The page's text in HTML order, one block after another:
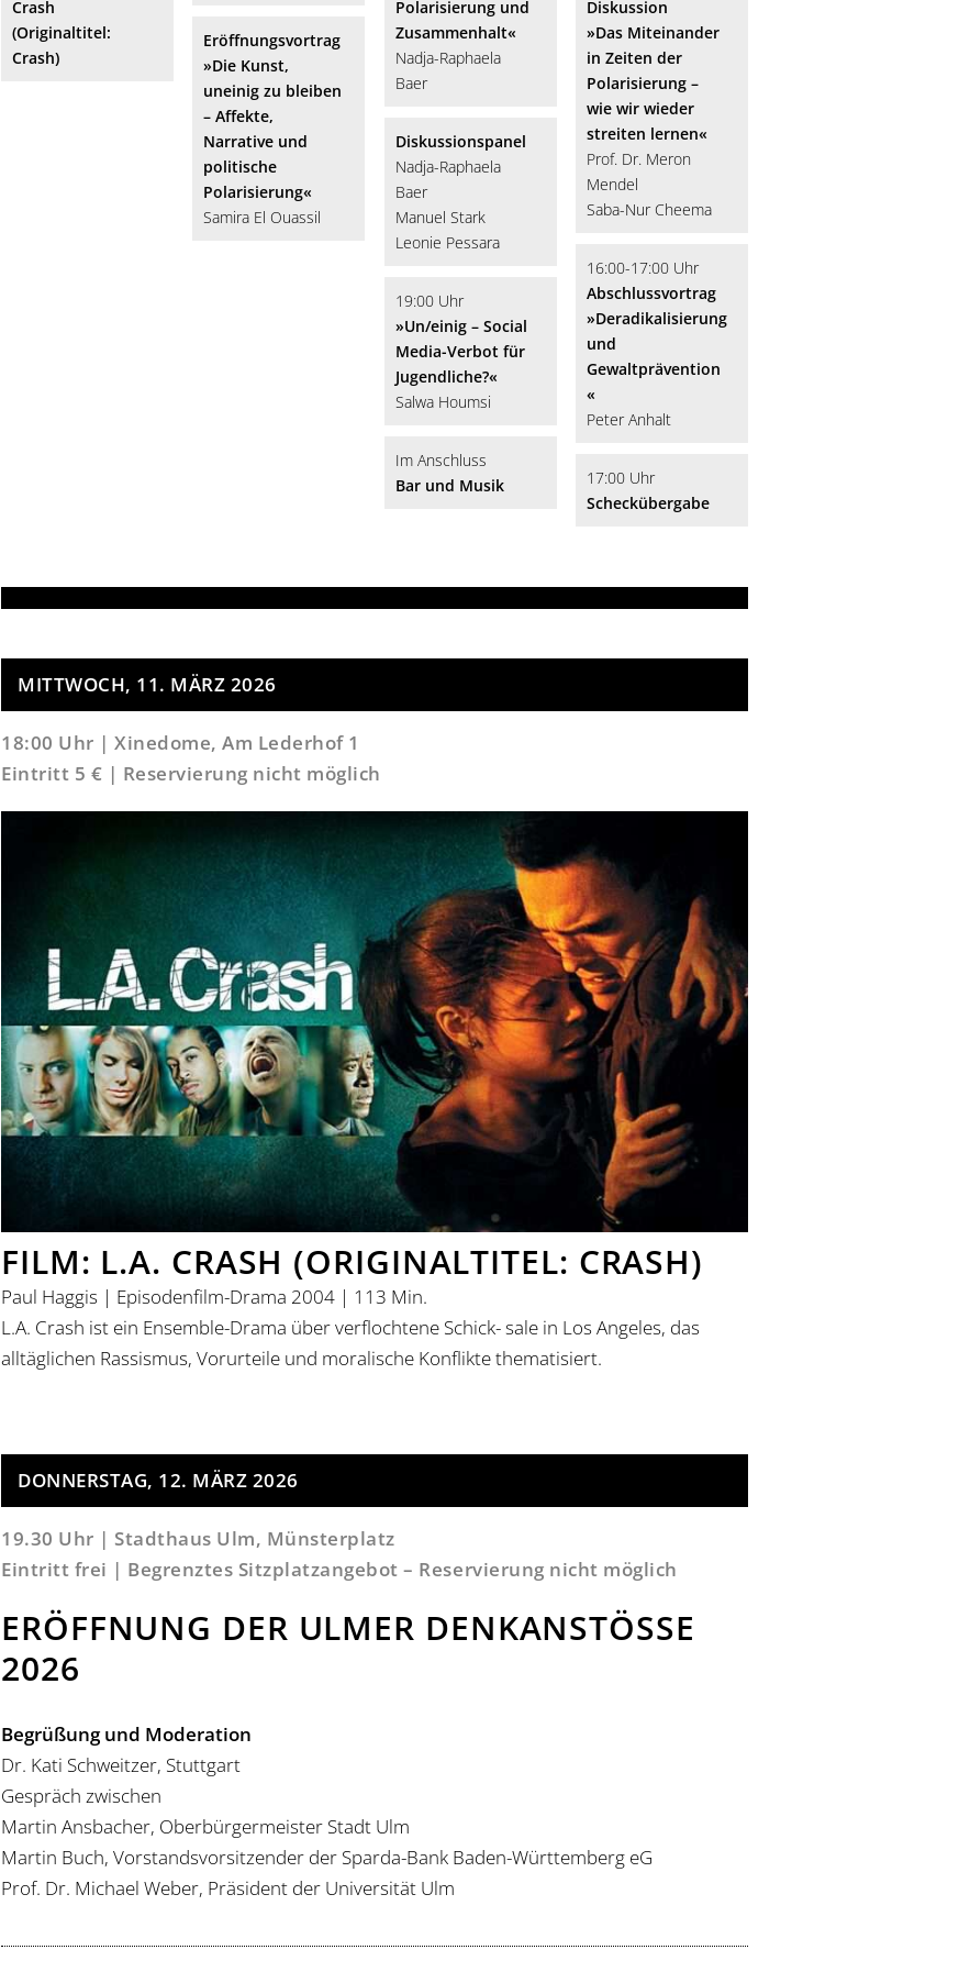
Crash
(Originaltitel:
Crash)
Eröffnungsvortrag
»Die Kunst,
uneinig zu bleiben
– Affekte,
Narrative und
politische
Polarisierung«
Samira El Ouassil
Polarisierung und
Zusammenhalt«
Nadja-Raphaela
Baer
Diskussionspanel
Nadja-Raphaela
Baer
Manuel Stark
Leonie Pessara
19:00 Uhr
»Un/einig – Social
Media-Verbot für
Jugendliche?«
Salwa Houmsi
Im Anschluss
Bar und Musik
Diskussion
»Das Miteinander
in Zeiten der
Polarisierung –
wie wirwieder
streiten lernen«
Prof. Dr. Meron
Mendel
Saba-Nur Cheema
16:00-17:00 Uhr
Abschlussvortrag
»Deradikalisierung
und
Gewaltprävention
«
Peter Anhalt
17:00 Uhr
Scheckübergabe
MITTWOCH, 11. MÄRZ 2026
18:00 Uhr |Xinedome, Am Lederhof 1
Eintritt 5 € | Reservierung nicht möglich
FILM: L.A. CRASH (ORIGINALTITEL: CRASH)
Paul Haggis | Episodenfilm-Drama 2004 | 113 Min.
L.A. Crash ist ein Ensemble-Drama über verflochtene Schick- sale in Los Angeles, das
alltäglichen Rassismus, Vorurteile und moralische Konflikte thematisiert.
DONNERSTAG, 12. MÄRZ 2026
19.30 Uhr | Stadthaus Ulm, Münsterplatz
Eintritt frei | Begrenztes Sitzplatzangebot – Reservierung nicht möglich
ERÖFFNUNG DER ULMER DENKANSTÖSSE 2
026
Begrüßung und Moderation
Dr. Kati Schweitzer, Stuttgart
Gespräch zwischen
Martin Ansbacher, Oberbürgermeister Stadt Ulm
Martin Buch, Vorstandsvorsitzender der Sparda-Bank Baden-Württemberg eG
Prof. Dr. Michael Weber, Präsident der Universität Ulm